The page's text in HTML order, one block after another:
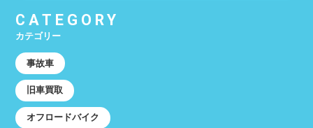
CATEGORY
カテゴリー
事故車
旧車買取
オフロードバイク